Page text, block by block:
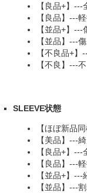
【良品+】
【良品】---
【並品+】
【並品】---
【不良品+
【不良】---
SLEEVE状態
【ほぼ新品
【美品】---
【良品+】
【良品】---
【並品+】
【並品】---